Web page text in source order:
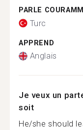
PARLE
Turc
APPREND
Anglais
Je veux un
soit
He/she should